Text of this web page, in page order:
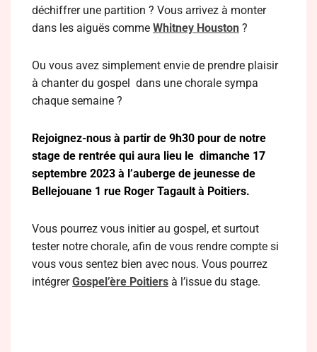
déchiffrer une partition ? Vous arrivez à monter
dans les aiguës comme Whitney Houston ?
Ou vous avez simplement envie de prendre plaisir
à chanter du gospel dans une chorale sympa
chaque semaine ?
Rejoignez-nous à partir de 9h30 pour de notre
stage de rentrée qui aura lieu le dimanche 17
septembre 2023 à l’auberge de jeunesse de
Bellejouane 1 rue Roger Tagault à Poitiers.
Vous pourrez vous initier au gospel, et surtout
tester notre chorale, afin de vous rendre compte si
vous vous sentez bien avec nous. Vous pourrez
intégrerGospel’ère Poitiers à l’issue du stage.